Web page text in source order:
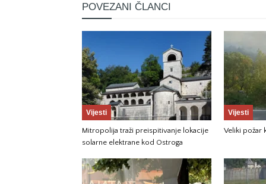
POVEZANI ČLANCI
Vijesti
Mitropolija traži preispitivanje lokacije
solarne elektrane kod Ostroga
Vijesti
Veliki požar